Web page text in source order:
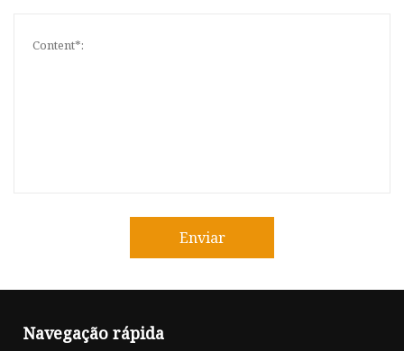
Enviar
Navegação rápida